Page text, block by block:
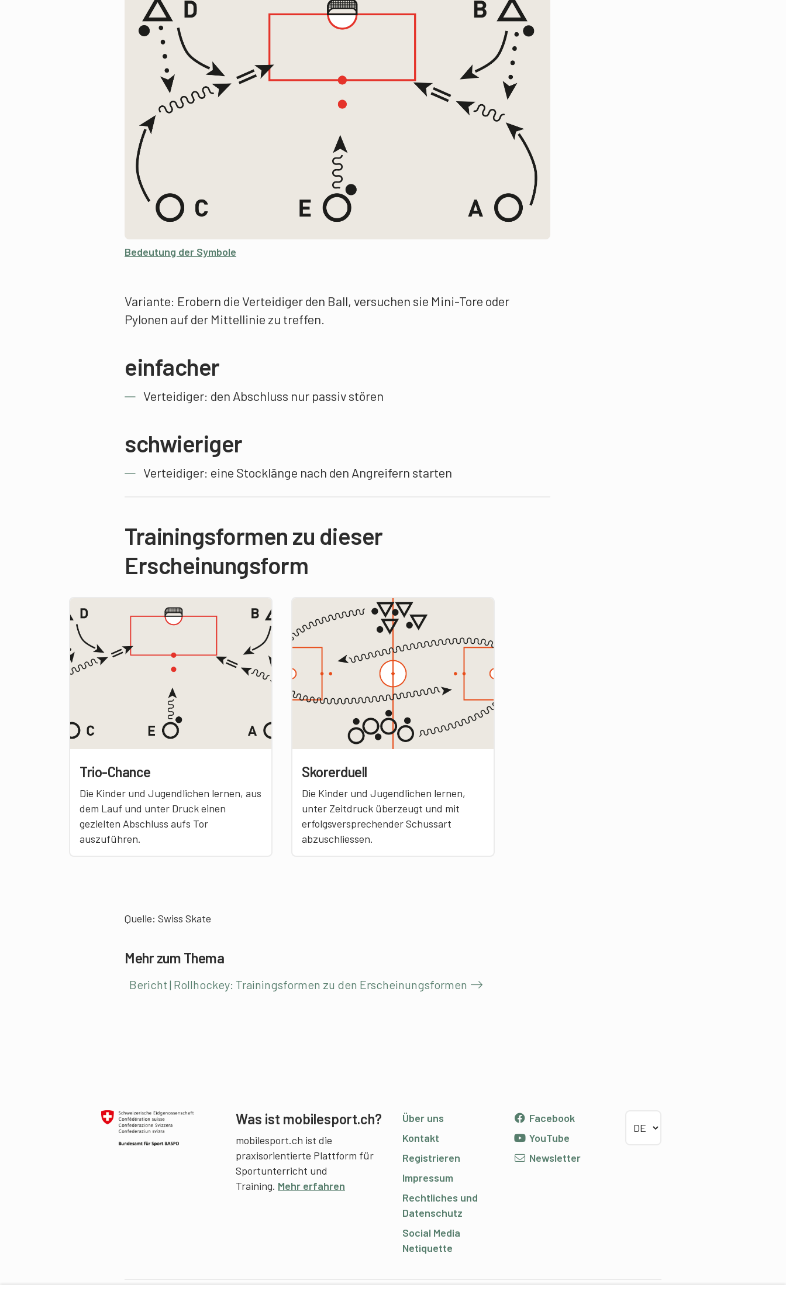
Bedeutung der Symbole
Variante: Erobern die Verteidiger den Ball, versuchen sie Mini-Tore oder
Pylonen auf der Mittellinie zu treffen.
einfacher
Verteidiger: den Abschluss nur passiv stören
schwieriger
Verteidiger: eine Stocklänge nach den Angreifern starten
Trainingsformen zu dieser
Erscheinungsform
Trio-Chance
Die Kinder und Jugendlichen lernen, aus
dem Lauf und unter Druck einen
gezielten Abschluss aufs Tor
auszuführen.
Skorerduell
Die Kinder und Jugendlichen lernen,
unter Zeitdruck überzeugt und mit
erfolgsversprechender Schussart
abzuschliessen.
Quelle: Swiss Skate
Mehr zum Thema
Bericht | Rollhockey: Trainingsformen zu den Erscheinungsformen
Was ist mobilesport.ch?
mobilesport.ch ist die
praxisorientierte Plattform für
Sportunterricht und
Training. Mehr erfahren
Über uns
Kontakt
Registrieren
Impressum
Rechtliches und
Datenschutz
Social Media
Netiquette
Facebook
YouTube
Newsletter